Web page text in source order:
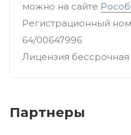
можно на сайте
Регистрационный
64/00647996
Лицензия бессрочная
Партнеры